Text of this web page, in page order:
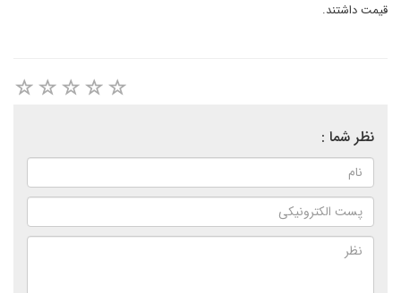
قیمت داشتند.
نظر شما :